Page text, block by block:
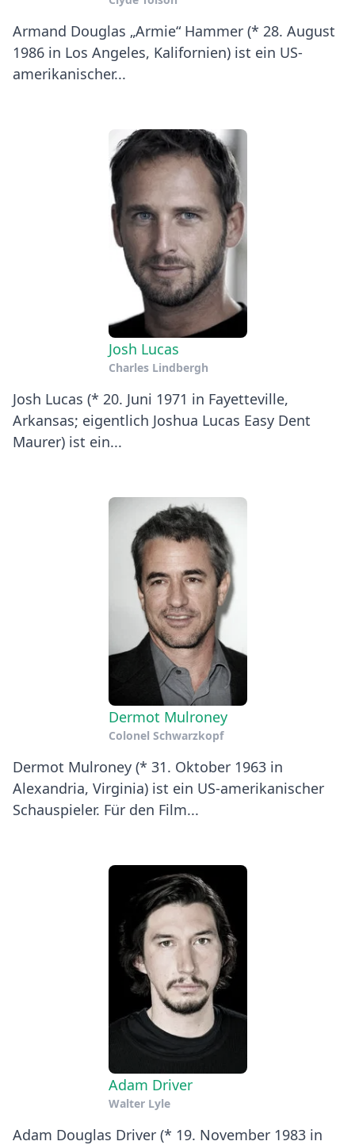
Armand Douglas „Armie“ Hammer (* 28. August
1986 in Los Angeles, Kalifornien) ist ein US-
amerikanischer...
Josh Lucas
Charles Lindbergh
Josh Lucas (* 20. Juni 1971 in Fayetteville,
Arkansas; eigentlich Joshua Lucas Easy Dent
Maurer) ist ein...
Dermot Mulroney
Colonel Schwarzkopf
Dermot Mulroney (* 31. Oktober 1963 in
Alexandria, Virginia) ist ein US-amerikanischer
Schauspieler. Für den Film...
Adam Driver
Walter Lyle
Adam Douglas Driver (* 19. November 1983 in